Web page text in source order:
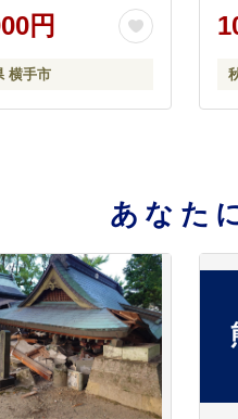
林檎 リンゴ 家庭用
おまかせ 【りん
円
横手市
ご
あなた